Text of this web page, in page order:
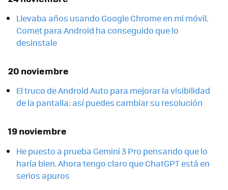
Llevaba años usando Google Chrome en mi móvil.
Comet para Android ha conseguido que lo
desinstale
20 noviembre
El truco de Android Auto para mejorar la visibilidad
de la pantalla: así puedes cambiar su resolución
19 noviembre
He puesto a prueba Gemini 3 Pro pensando que lo
haría bien. Ahora tengo claro que ChatGPT está en
serios apuros